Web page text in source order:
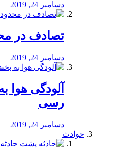
دسامبر 24, 2019
تصادف در
دسامبر 24, 2019
آلودگی هوا
رسی
دسامبر 24, 2019
حوادث